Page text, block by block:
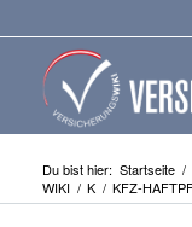
Du bist hier: Startseite /
WIKI / K / KFZ-